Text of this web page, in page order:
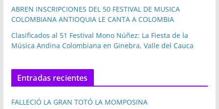
ABREN INSCRIPCIONES DEL 50 FESTIVAL DE MUSICA
COLOMBIANA ANTIOQUIA LE CANTA A COLOMBIA
Clasificados al 51 Festival Mono Núñez: La Fiesta de la
Música Andina Colombiana en Ginebra, Valle del Cauca
Entradas recientes
FALLECIÓ LA GRAN TOTÓ LA MOMPOSINA